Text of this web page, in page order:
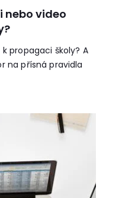
nebo video
propagaci školy? A
na přísná pravidla